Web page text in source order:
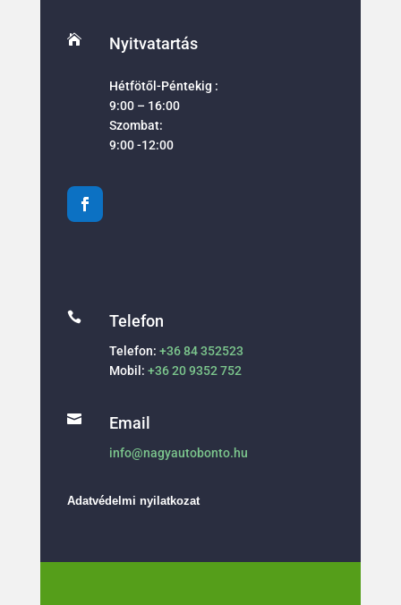
 Nyitvatartás
Hétfötől-Péntekig :
9:00 – 16:00
Szombat:
9:00 -12:00
 Telefon
Telefon: +36 84 352523
Mobil: +36 20 9352 752
 Email
info@nagyautobonto.hu
Adatvédelmi nyilatkozat